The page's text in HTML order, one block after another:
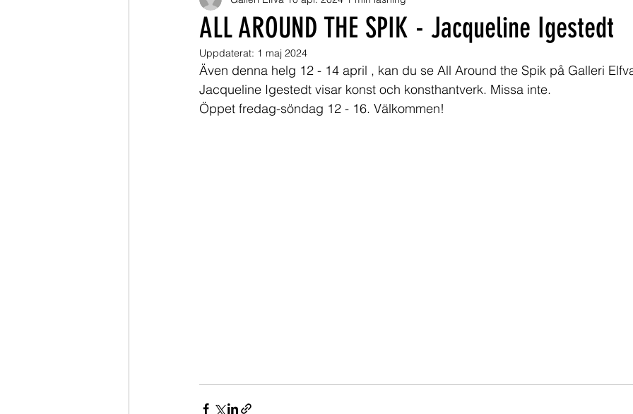
ALL AROUND THE SPIK - Jacqueline Igestedt
Uppdaterat: 1 maj 2024
Även denna helg 12 - 14 april , kan du se All Around the Spik på Galleri
Jacqueline Igestedt visar konst och konsthantverk. Missa inte.
Öppet fredag-söndag 12 - 16. Välkommen!